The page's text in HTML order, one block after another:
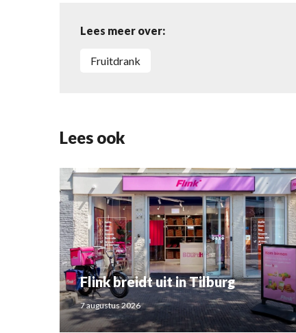
Lees meer over:
fruitdrank
Lees ook
Flink breidt uit in Tilburg
7 augustus 2026